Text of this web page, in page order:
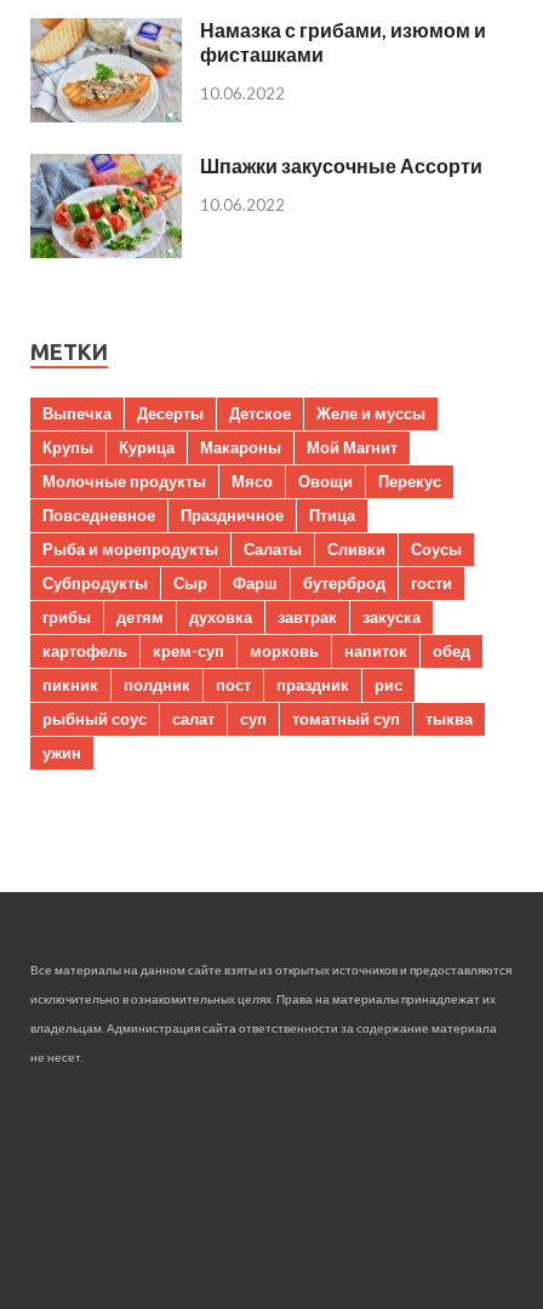
Намазка с грибами, изюмом и
фисташками
10.06.2022
Шпажки закусочные Ассорти
10.06.2022
МЕТКИ
Выпечка Десерты Детское
Желе и муссы
Крупы
Курица Макароны
Мой Магнит
Молочные продукты
Мясо Овощи
Перекус
Повседневное
Праздничное
Птица
Рыба и морепродукты
Салаты Сливки
Соусы
Субпродукты
Сыр Фарш бутерброд
гости
грибы
детям духовка завтрак
закуска
картофель
крем-суп морковь напиток
обед
пикник
полдник пост праздник
рис
рыбный соус
салат суп томатный суп
тыква
ужин
Все материалы на данном сайте взяты из открытых источников и предоставляются
исключительно в ознакомительных целях. Права на материалы принадлежат их
владельцам. Администрация сайта ответственности за содержание материала
не несет.